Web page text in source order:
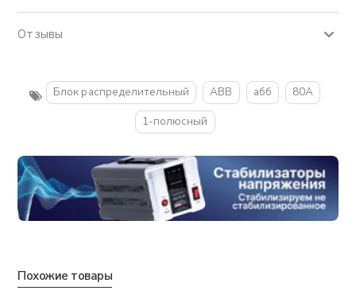
Отзывы
Блок распределительный ABB абб
80А
1-полюсный
Похожие товары